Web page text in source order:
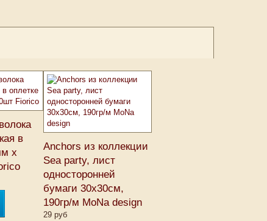
в
х
Anchors из коллекции
Sea party, лист
односторонней
бумаги 30х30см,
190гр/м MoNa design
29 руб